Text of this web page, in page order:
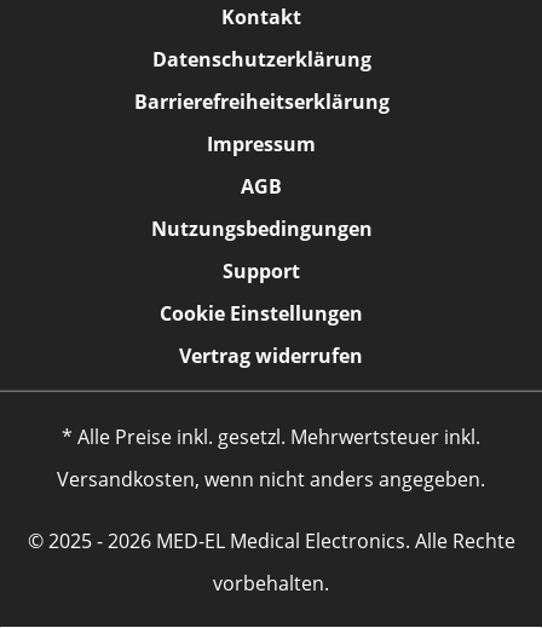
Kontakt
Datenschutzerklärung
Barrierefreiheitserklärung
Impressum
AGB
Nutzungsbedingungen
Support
Cookie Einstellungen
Vertrag widerrufen
* Alle Preise inkl. gesetzl. Mehrwertsteuer inkl.
Versandkosten, wenn nicht anders angegeben.
© 2025 - 2026 MED-EL Medical Electronics. Alle Rechte
vorbehalten.